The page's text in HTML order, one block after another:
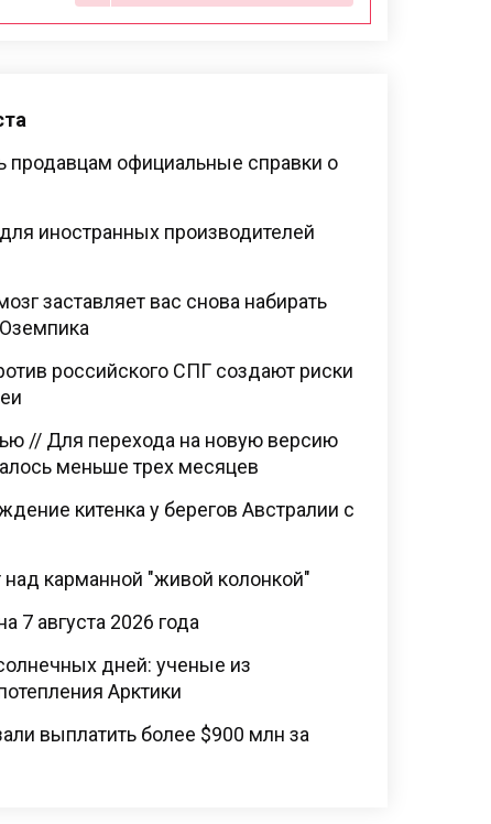
продавцам официальные справки о
иностранных производителей
заставляет вас снова набирать
российского СПГ создают риски
// Для перехода на новую версию
меньше трех месяцев
китенка у берегов Австралии с
над карманной "живой колонкой"
7 августа 2026 года
дней: ученые из
Арктики
выплатить более $900 млн за